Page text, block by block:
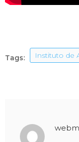
Tags: Instituto de